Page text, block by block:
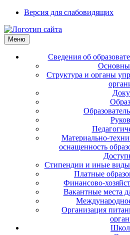
Версия для слабовидящих
Меню
Сведения об
Структура и органы
Материально-
оснащенность
Стипендии и иные виды
Платные
Финансово-
Вакантные места
Организация